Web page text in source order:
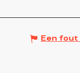
Een fout